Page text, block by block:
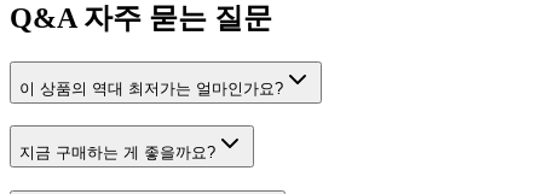
Q&A 자주 묻는 질문
이 상품의 역대 최저가는 얼마인가요?
지금 구매하는 게 좋을까요?